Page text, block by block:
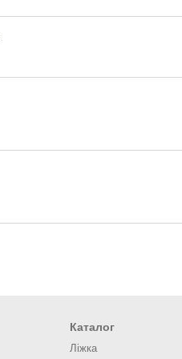
Каталог
Ліжка